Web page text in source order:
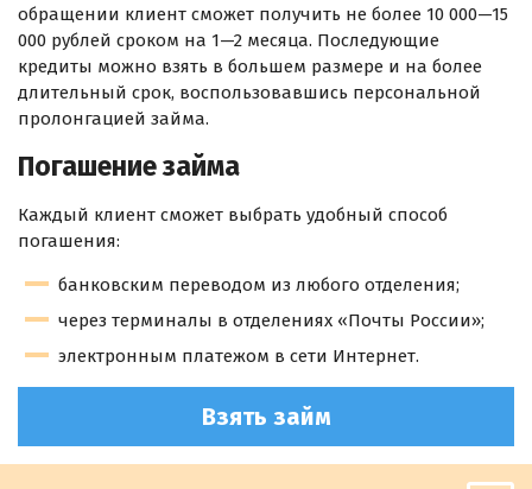
обращении клиент сможет получить не более 10 000—15
000 рублей сроком на 1—2 месяца. Последующие
кредиты можно взять в большем размере и на более
длительный срок, воспользовавшись персональной
пролонгацией займа.
Погашение займа
Каждый клиент сможет выбрать удобный способ
погашения:
банковским переводом из любого отделения;
через терминалы в отделениях «Почты России»;
электронным платежом в сети Интернет.
Взять займ